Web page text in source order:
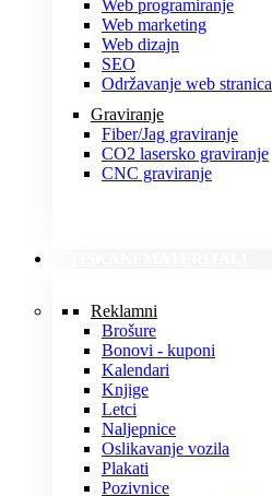
Web programiranje
Web marketing
Web dizajn
SEO
Održavanje web stranica
Graviranje
Fiber/Jag graviranje
CO2 lasersko graviranje
CNC graviranje
Reklamni
Brošure
Bonovi - kuponi
Kalendari
Knjige
Letci
Naljepnice
Oslikavanje vozila
Plakati
Pozivnice